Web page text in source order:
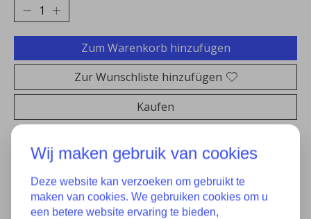
Zum Warenkorb hinzufügen
Zur Wunschliste hinzufügen
Kaufen
Eigenschaften
Wij maken gebruik van cookies
Deze website kan verzoeken om gebruikt te
maken van cookies. We gebruiken cookies om u
een betere website ervaring te bieden,